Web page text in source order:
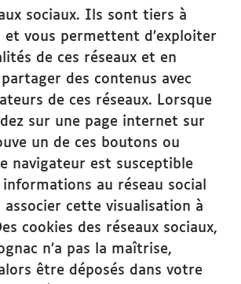
sociaux. Ils sont tiers à
et vous permettent d’exploiter
de ces réseaux et en
des contenus avec
de ces réseaux. Lorsque
sur une page internet sur
un de ces boutons ou
navigateur est susceptible
informations au réseau social
cette visualisation à
cookies des réseaux sociaux,
n’a pas la maîtrise,
être déposés dans votre